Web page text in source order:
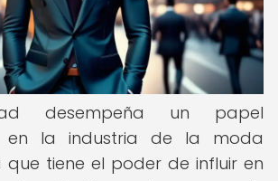
desempeña un papel
en la industria de la moda
que tiene el poder de influir en